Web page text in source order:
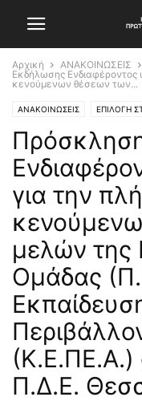
Αρχική ΑΝΑΚΟΙΝΩΣΕΙΣ
Εκδήλωσης
κενούμενων θέσεων των...
ΑΝΑΚΟΙΝΩΣΕΙΣ ΕΠΙΛΟΓΗ
για την
μελών της
Ομάδας
(Κ.Ε.ΠΕ.Α.)
Π.Δ.Ε.